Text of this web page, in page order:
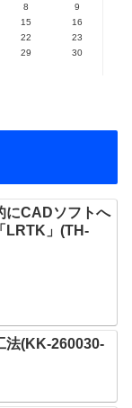
8
9
15
16
22
23
29
30
にCADソフトへ
LRTK」(TH-
法(KK-260030-